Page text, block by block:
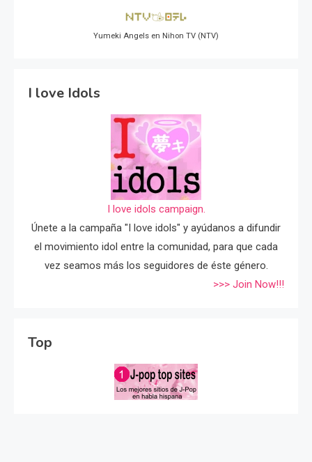
Yumeki Angels en Nihon TV (NTV)
I love Idols
I love idols campaign.
Únete a la campaña "I love idols" y ayúdanos a difundir
el movimiento idol entre la comunidad, para que cada
vez seamos más los seguidores de éste género.
>>> Join Now!!!
Top